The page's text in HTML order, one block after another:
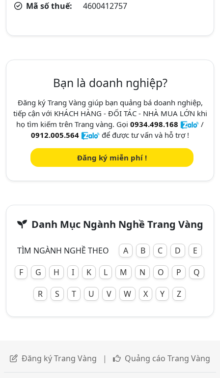
Mã số thuế:
4600412757
Bạn là doanh nghiệp?
Đăng ký Trang Vàng giúp bạn quảng bá doanh nghiệp,
tiếp cận với KHÁCH HÀNG - ĐỐI TÁC - NHÀ MUA LỚN khi
họ tìm kiếm trên Trang vàng. Gọi 0934.498.168
/
0912.005.564
để được tư vấn và hỗ trợ !
Đăng ký miễn phí !
Danh Mục Ngành Nghề Trang Vàng
TÌM NGÀNH NGHỀ THEO A B C D
E
F
G H I K L M N O P
Q
R
S T U V W X Y Z
Đăng ký Trang Vàng | Quảng cáo Trang Vàng